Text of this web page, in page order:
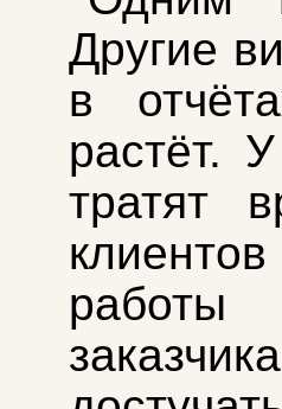
Другие
в
растёт.
тратят